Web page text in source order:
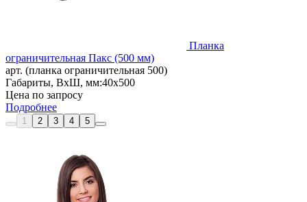
Планка
ограничительная Пакс (500 мм)
арт. (планка ограничительная 500)
Габариты, ВxШ, мм:40x500
Цена по запросу
Подробнее
1 2 3 4 5